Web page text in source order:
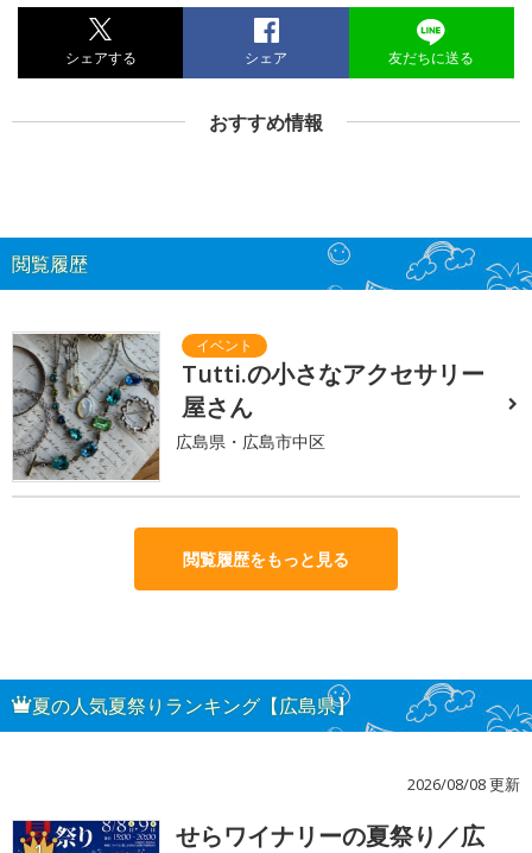
シェアする シェア 友だちに送る
おすすめ情報
閲覧履歴
Tutti.の小さなアクセサリー
屋さん
広島県・広島市中区
閲覧履歴をもっと見る
夏の人気夏祭りランキング【広島県】
2026/08/08 更新
せらワイナリーの夏祭り／広